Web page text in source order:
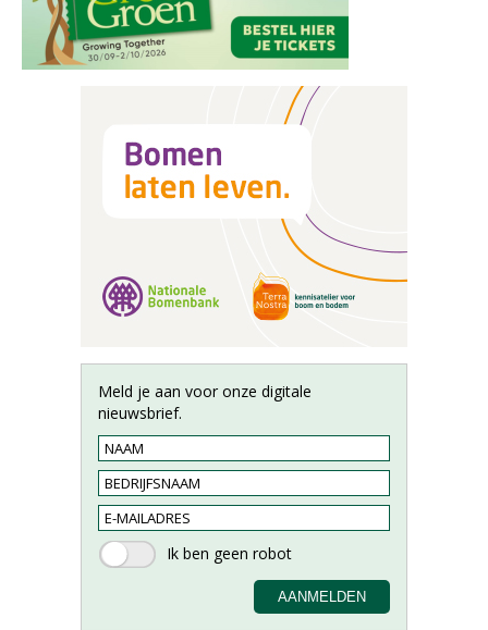
Meld je aan voor onze digitale
nieuwsbrief.